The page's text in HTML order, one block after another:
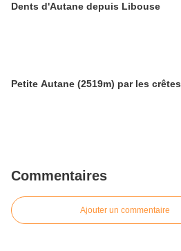
Dents d'Autane depuis Libouse
Petite Autane (2519m) par les crêtes
Commentaires
Ajouter un commentaire